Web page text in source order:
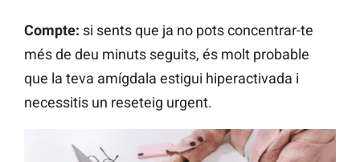
Compte: si sents que ja no pots concentrar-te
més de deu minuts seguits, és molt probable
que la teva amígdala estigui hiperactivada i
necessitis un reseteig urgent.